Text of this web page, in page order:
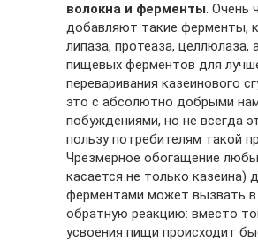
волокна и ферменты. Очень
добавляют такие ферменты,
липаза, протеаза, целлюлаза,
пищевых ферментов для
переваривания казеинового
это с абсолютно добрыми
побуждениями, но не всегда
пользу потребителям такой
Чрезмерное обогащение
касается не только казеина)
ферментами может вызвать в
обратную реакцию: вместо
усвоения пищи происходит